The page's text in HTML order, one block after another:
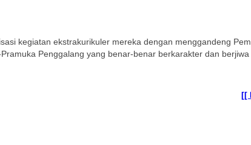
kegiatan ekstrakurikuler mereka dengan menggandeng
Penggalang yang benar-benar berkarakter dan berjiwa
[[